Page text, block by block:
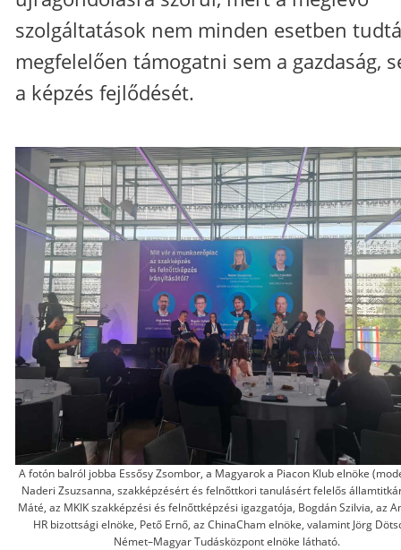
szolgáltatások nem minden esetben
megfelelően támogatni sem a gazdaság,
a képzés fejlődését.
A fotón balról jobba Essősy Zsombor, a Magyarok a Piacon Klub elnöke
Naderi Zsuzsanna, szakképzésért és felnőttkori tanulásért felelős
Máté, az MKIK szakképzési és felnőttképzési igazgatója, Bogdán Szilvia, az
HR bizottsági elnöke, Pető Ernő, az ChinaCham elnöke, valamint Jörg
Német–Magyar Tudásközpont elnöke látható.